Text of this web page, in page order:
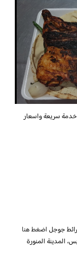
سريعة واسعار
جوجلاضغط هنا
المدينة المنورة